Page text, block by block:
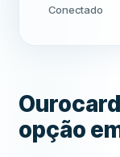
Conectado
opção